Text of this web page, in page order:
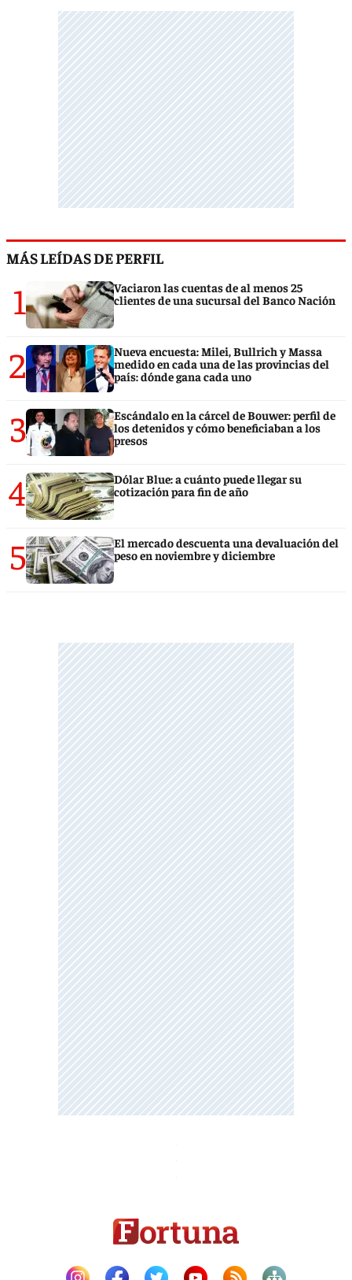
MÁS LEÍDAS DE PERFIL
1
Vaciaron las cuentas de al menos 25
clientes de una sucursal del Banco Nación
2
Nueva encuesta: Milei, Bullrich y Massa
medido en cada una de las provincias del
país: dónde gana cada uno
3
Escándalo en la cárcel de Bouwer: perfil de
los detenidos y cómo beneficiaban a los
presos
4
Dólar Blue: a cuánto puede llegar su
cotización para fin de año
5
El mercado descuenta una devaluación del
peso en noviembre y diciembre